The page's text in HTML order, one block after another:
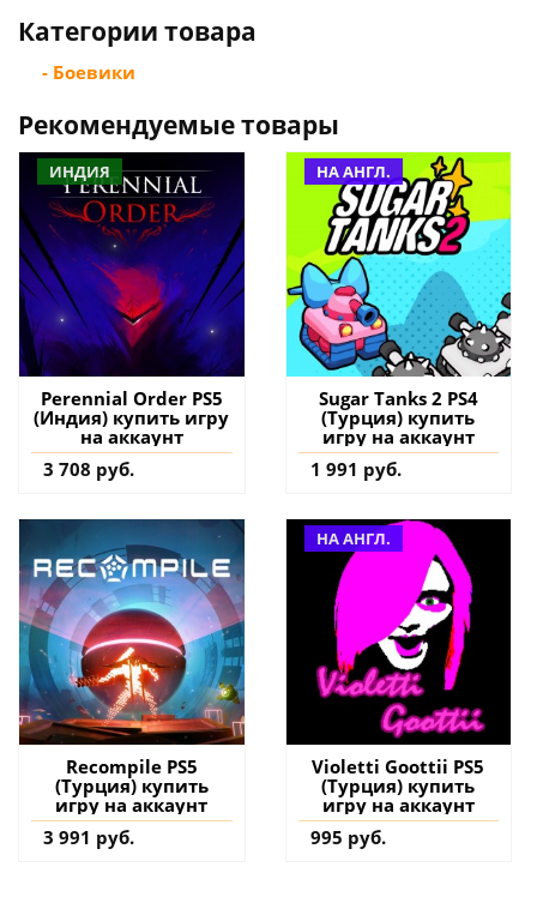
Категории товара
- Боевики
Рекомендуемые товары
ИНДИЯ
Perennial Order PS5
(Индия) купить игру
на аккаунт
3 708 руб.
НА АНГЛ.
Sugar Tanks 2 PS4
(Турция) купить
игру на аккаунт
1 991 руб.
Recompile PS5
(Турция) купить
игру на аккаунт
3 991 руб.
НА АНГЛ.
Violetti Goottii PS5
(Турция) купить
игру на аккаунт
995 руб.